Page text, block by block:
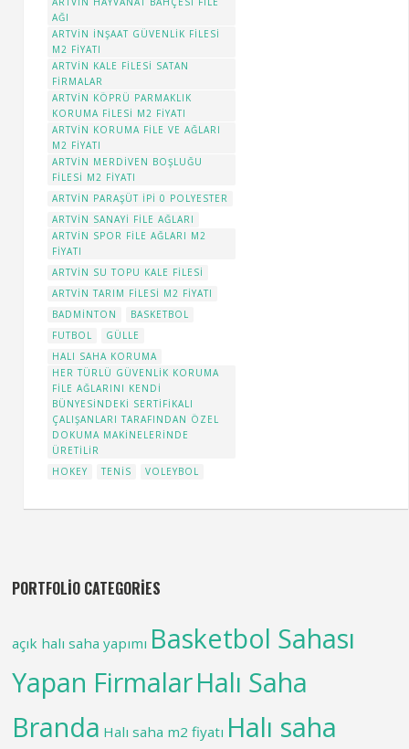
AĞI
ARTVIN INŞAAT GÜVENLIK FILESI
M2 FIYATI
ARTVIN KALE FILESI SATAN
FIRMALAR
ARTVIN KÖPRÜ PARMAKLIK
KORUMA FILESI M2 FIYATI
ARTVIN KORUMA FILE VE AĞLARI
M2 FIYATI
ARTVIN MERDIVEN BOŞLUĞU
FILESI M2 FIYATI
ARTVIN PARAŞÜT IPI 0 POLYESTER
ARTVIN SANAYI FILE AĞLARI
ARTVIN SPOR FILE AĞLARI M2
FIYATI
ARTVIN SU TOPU KALE FILESI
ARTVIN TARIM FILESI M2 FIYATI
BADMINTON
BASKETBOL
FUTBOL
GÜLLE
HALI SAHA KORUMA
HER TÜRLÜ GÜVENLIK KORUMA
FILE AĞLARINI KENDI
BÜNYESINDEKI SERTIFIKALI
ÇALIŞANLARI TARAFINDAN ÖZEL
DOKUMA MAKINELERINDE
ÜRETILIR
HOKEY
TENIS VOLEYBOL
PORTFOLIO CATEGORIES
açık halı saha yapımı Basketbol Sahası
Yapan FirmalarHalı Saha
Branda Halı saha m2 fiyatı Halı saha